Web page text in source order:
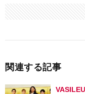
関連する記事